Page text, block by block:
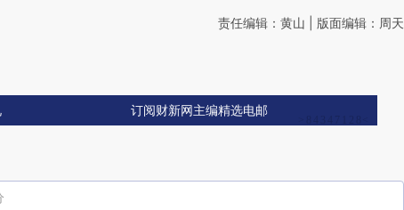
责任编辑：黄山 | 版面编辑：周天
订阅财新网主编精选电邮